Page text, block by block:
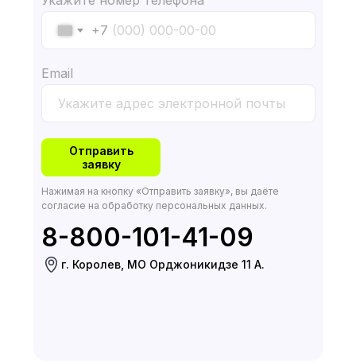
+7
Email
Отправить
заявку
Нажимая на кнопку «Отправить заявку», вы даёте
согласие на обработку персональных данных.
8-800-101-41-09
г. Королев, МО Орджоникидзе 11 А.